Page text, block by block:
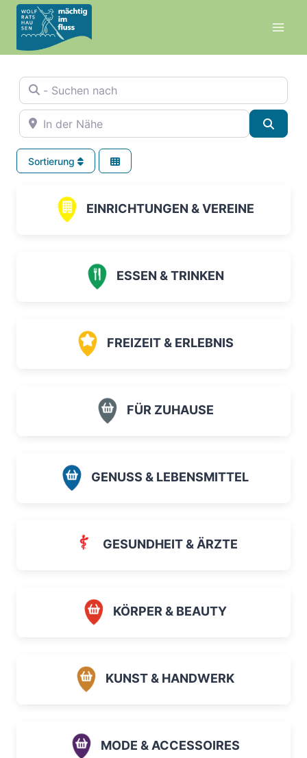
Zum
Inhalt
springen
- Suchen nach
In der Nähe
Sortierung
EINRICHTUNGEN & VEREINE
ESSEN & TRINKEN
FREIZEIT & ERLEBNIS
FÜR ZUHAUSE
GENUSS & LEBENSMITTEL
GESUNDHEIT & ÄRZTE
KÖRPER & BEAUTY
KUNST & HANDWERK
MODE & ACCESSOIRES